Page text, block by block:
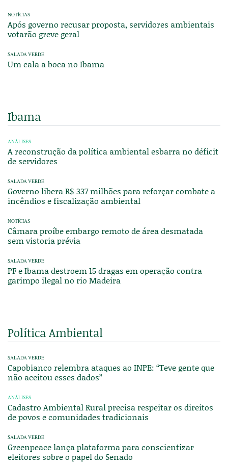
NOTÍCIAS
Após governo recusar proposta, servidores ambientais
votarão greve geral
SALADA VERDE
Um cala a boca no Ibama
Ibama
ANÁLISES
A reconstrução da política ambiental esbarra no déficit
de servidores
SALADA VERDE
Governo libera R$ 337 milhões para reforçar combate a
incêndios e fiscalização ambiental
NOTÍCIAS
Câmara proíbe embargo remoto de área desmatada
sem vistoria prévia
SALADA VERDE
PF e Ibama destroem 15 dragas em operação contra
garimpo ilegal no rio Madeira
Política Ambiental
SALADA VERDE
Capobianco relembra ataques ao INPE: “Teve gente que
não aceitou esses dados”
ANÁLISES
Cadastro Ambiental Rural precisa respeitar os direitos
de povos e comunidades tradicionais
SALADA VERDE
Greenpeace lança plataforma para conscientizar
eleitores sobre o papel do Senado